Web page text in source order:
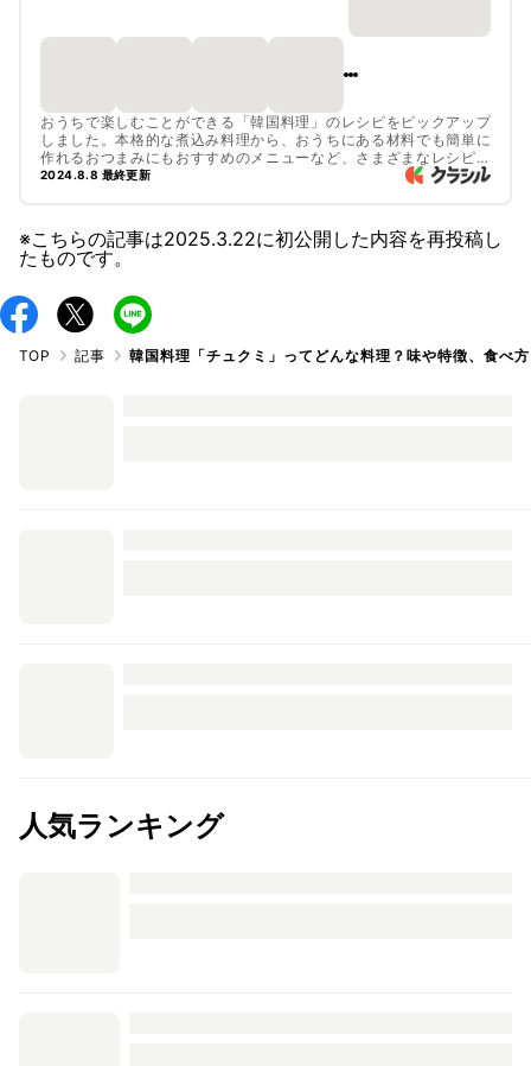
おうちで楽しむことができる「韓国料理」のレシピをピックアップ
しました。本格的な煮込み料理から、おうちにある材料でも簡単に
作れるおつまみにもおすすめのメニューなど、さまざまなレシピを
ご紹介しています。
2024.8.8 最終更新
※こちらの記事は2025.3.22に初公開した内容を再投稿し
たものです。
TOP 記事 韓国料理「チュクミ」ってどんな料理？味や特徴、食べ
人気ランキング